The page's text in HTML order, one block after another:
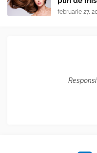
februarie 27,